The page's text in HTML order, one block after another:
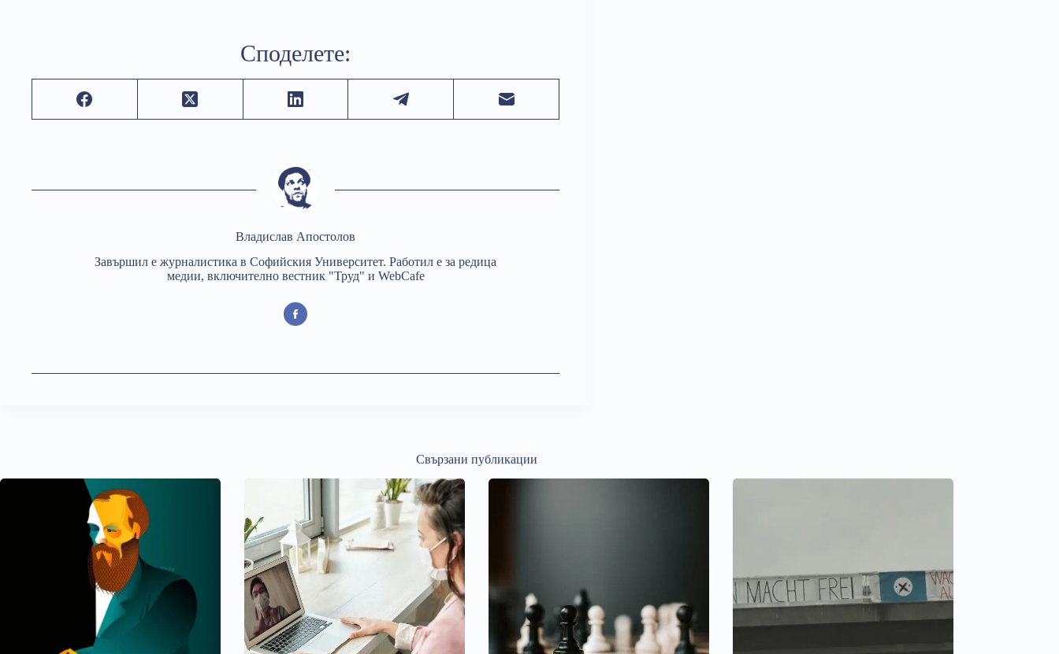
Споделете:
Владислав Апостолов
Завършил е журналистика в Софийския Университет. Работил е за редица
медии, включително вестник "Труд" и WebCafe
Свързани публикации